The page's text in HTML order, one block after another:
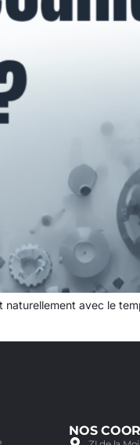
naturellement avec le
NOS